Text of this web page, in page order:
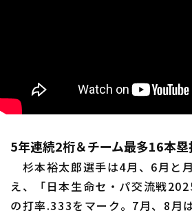
5年連続2桁＆チーム最多16本
杉本裕太郎選手は4月、6月と
え、「日本生命セ・パ交流戦
の打率.333をマーク。7月、8月